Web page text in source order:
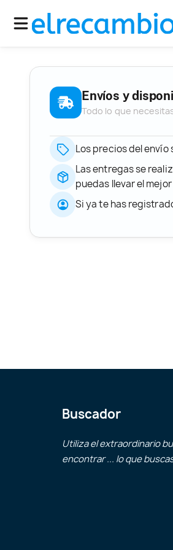
Envíos y
Todo lo que
Los precios del
Las entregas se
puedas llevar el
Si ya te has
Buscador
Utiliza el extraordinario
encontrar ... lo que